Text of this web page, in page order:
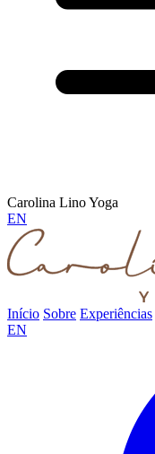
Carolina Lino Yoga
EN
Início Sobre Experiências
EN